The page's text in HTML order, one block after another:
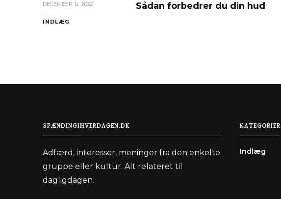
DECEMBER 12, 2022
INDLÆG
Sådan forbedrer du din hud
SPÆNDINGIHVERDAGEN.DK
Adfærd, interesser, meninger fra den enkelte
gruppe eller kultur. Alt relateret til
dagligdagen.
KATEGORIER
Indlæg